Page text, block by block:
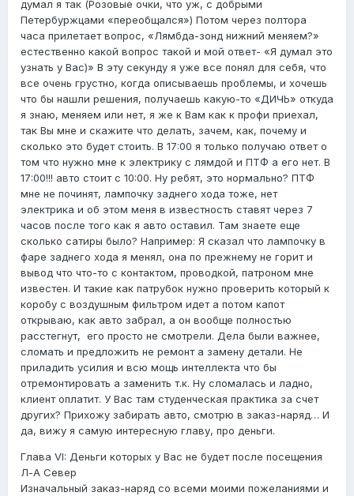
думал я так (Розовые очки, что уж, с добрыми
Петербуржцами «переобщался») Потом через полтора
часа прилетает вопрос, «Лямбда-зонд нижний меняем?»
естественно какой вопрос такой и мой ответ- «Я думал это
узнать у Вас)» В эту секунду я уже все понял для себя, что
все очень грустно, когда описываешь проблемы, и хочешь
что бы нашли решения, получаешь какую-то «ДИЧЬ» откуда
я знаю, меняем или нет, я же к Вам как к профи приехал,
так Вы мне и скажите что делать, зачем, как, почему и
сколько это будет стоить. В 17:00 я только получаю ответ о
том что нужно мне к электрику с лямдой и ПТФ а его нет. В
17:00!!! авто стоит с 10:00. Ну ребят, это нормально? ПТФ
мне не починят, лампочку заднего хода тоже, нет
электрика и об этом меня в известность ставят через 7
часов после того как я авто оставил. Там знаете еще
сколько сатиры было? Например: Я сказал что лампочку в
фаре заднего хода я менял, она по прежнему не горит и
вывод что что-то с контактом, проводкой, патроном мне
известен. И такие как патрубок нужно проверить который к
коробу с воздушным фильтром идет а потом капот
открываю, как авто забрал, а он вообще полностью
расстегнут, его просто не смотрели. Дела были важнее,
сломать и предложить не ремонт а замену детали. Не
приладить усилия и всю мощь интеллекта что бы
отремонтировать а заменить т.к. Ну сломалась и ладно,
клиент оплатит. У Вас там студенческая практика за счет
других? Прихожу забирать авто, смотрю в заказ-наряд… И
да, вижу я самую интересную главу, про деньги.
Глава VI: Деньги которых у Вас не будет после посещения
Л-А Север
Изначальный заказ-наряд со всеми моими пожеланиями и